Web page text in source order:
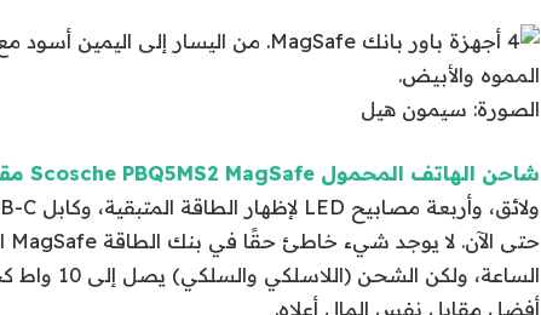
الصورة: سيمون هيل
شاحن الهاتف المحمول Scosche PBQ5MS2 MagSafe مقابل 40 دولارًا
الساعة،
أفضل مقابل نفس المال أعلاه.